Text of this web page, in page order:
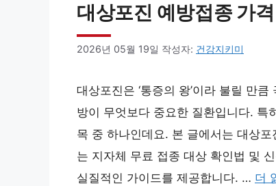
대상포진 예방접종 가
2026년 05월 19일 작성자: 건강지키미
대상포진은 ‘통증의 왕’이라 불릴 만
방이 무엇보다 중요한 질환입니다. 특
목 중 하나인데요. 본 글에서는 대상
는 지자체 무료 접종 대상 확인법 및
실질적인 가이드를 제공합니다. … 더